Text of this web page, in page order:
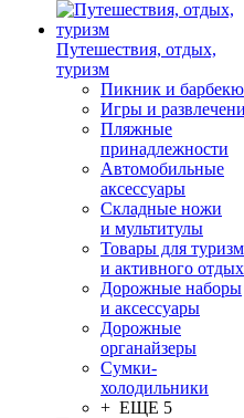
Путешествия, отдых,
туризм
Пикник и барбекю
Игры и
Пляжные
принадлежности
Автомобильные
аксессуары
Складные ножи
и мультитулы
Товары для
и активного
Дорожные наборы
и аксессуары
Дорожные
органайзеры
Сумки-
холодильники
+ ЕЩЕ 5